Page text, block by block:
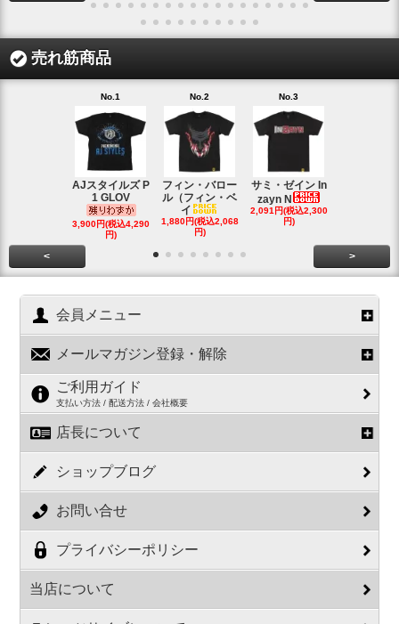
売れ筋商品
No.1
AJスタイルズ P
1 GLOV
3,900円(税込4,290
円)
No.2
フィン・バロー
ル（フィン・ベ
イ
1,880円(税込2,068
円)
No.3
サミ・ゼイン In
zayn N
2,091円(税込2,300
円)
< >
会員メニュー
メールマガジン登録・解除
ご利用ガイド
支払い方法 / 配送方法 / 会社概要
店長について
ショップブログ
お問い合せ
プライバシーポリシー
当店について